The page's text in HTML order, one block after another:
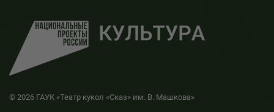
© 2026 ГАУК «Театр кукол «Сказ» им. В. Машкова»